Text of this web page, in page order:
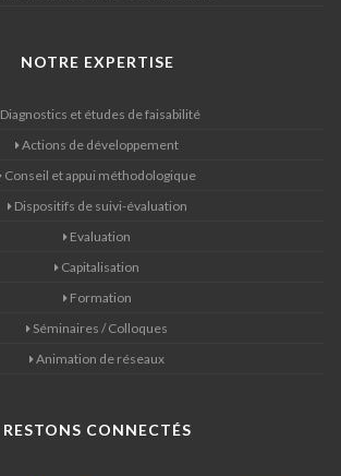
NOTRE EXPERTISE
Diagnostics et études de faisabilité
Actions de développement
Conseil et appui méthodologique
Dispositifs de suivi-évaluation
Evaluation
Capitalisation
Formation
Séminaires / Colloques
Animation de réseaux
RESTONS CONNECTÉS